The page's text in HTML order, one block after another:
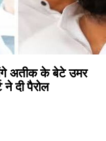
अतीक के बेटे उमर
ने दी पैरोल